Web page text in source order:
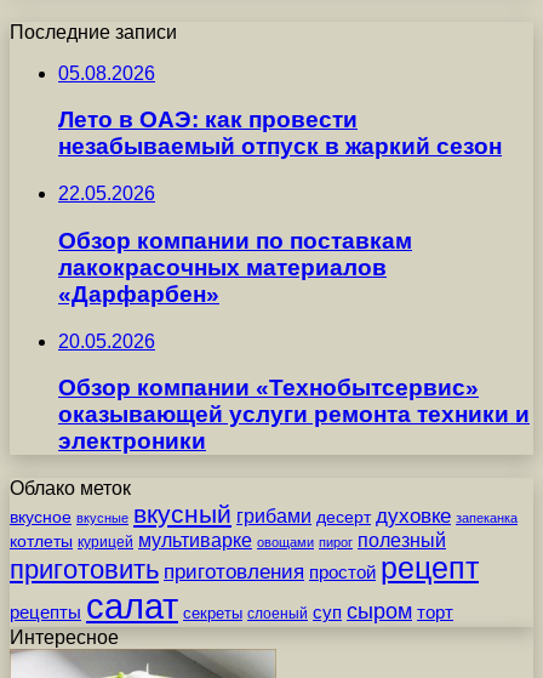
Последние записи
05.08.2026
Лето в ОАЭ: как провести
незабываемый отпуск в жаркий сезон
22.05.2026
Обзор компании по поставкам
лакокрасочных материалов
«Дарфарбен»
20.05.2026
Обзор компании «Технобытсервис»
оказывающей услуги ремонта техники и
электроники
Облако меток
вкусное вкусные вкусный грибами десерт духовке запеканка
котлеты курицей мультиварке овощами пирог полезный
приготовить приготовления простой рецепт
рецепты салат секреты слоеный суп сыром торт
Интересное